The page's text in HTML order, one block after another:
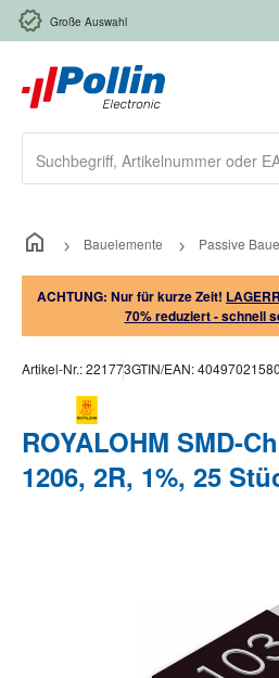
Zum Hauptinhalt springen
Große Auswahl
Bauelemente Passive
ACHTUNG: Nur für kurze Zeit!
70% reduziert - schnell
Artikel-Nr.:221773GTIN/EAN:
ROYALOHM SMD-
1206, 2R, 1%, 25